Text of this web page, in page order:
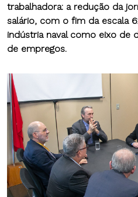
trabalhadora: a redução da
salário, com o fim da escala
indústria naval como eixo de
de empregos.